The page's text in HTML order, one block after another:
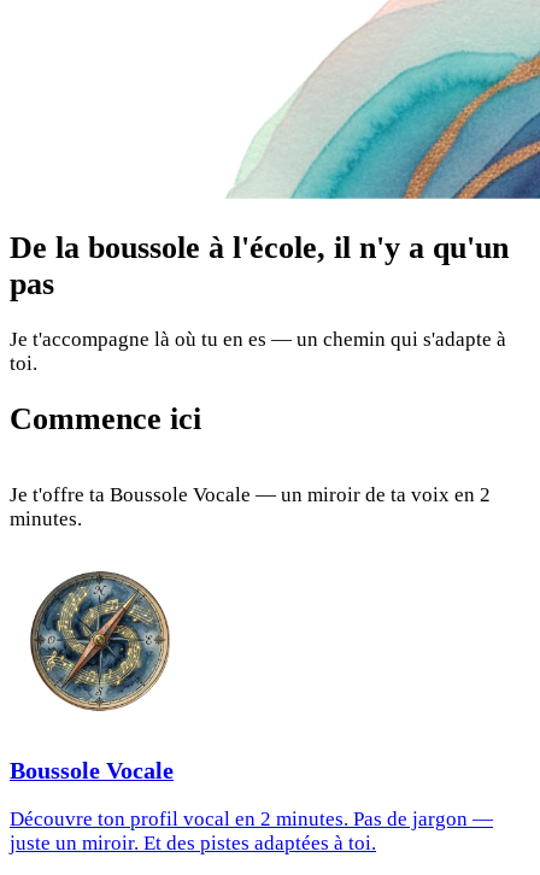
De la boussole à l'école, il n'y a qu'un
pas
Je t'accompagne là où tu en es — un chemin qui s'adapte à
toi.
Commence ici
Je t'offre ta Boussole Vocale — un miroir de ta voix en 2
minutes.
Boussole Vocale
Découvre ton profil vocal en 2 minutes. Pas de jargon —
juste un miroir. Et des pistes adaptées à toi.